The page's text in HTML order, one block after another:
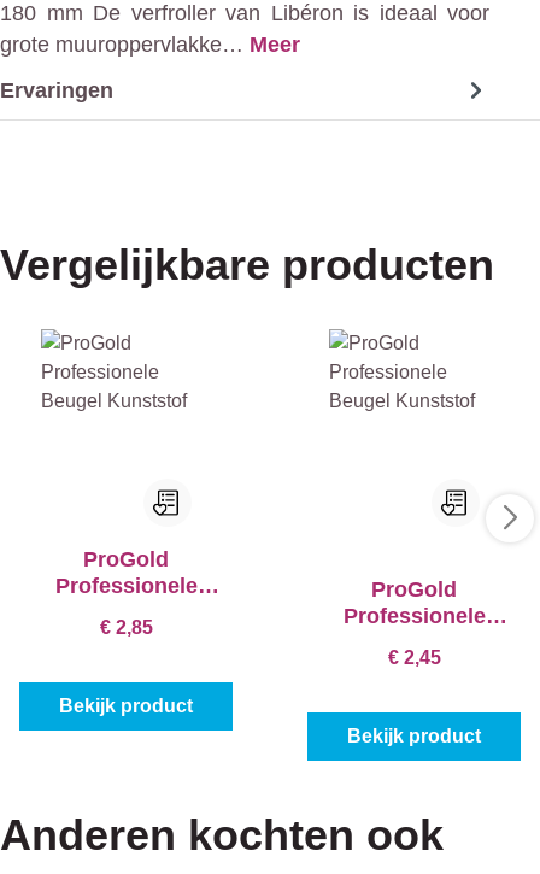
180 mm De verfroller van Libéron is ideaal voor
grote muuroppervlakke… Meer
Ervaringen
Vergelijkbare producten
ProGold
Professionele
€ 2,85
Bekijk product
ProGold
Professionele
€ 2,45
Bekijk product
Anderen kochten ook